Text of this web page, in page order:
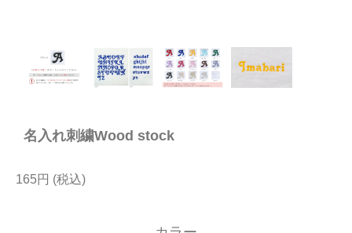
当サイトについて
名入れ刺繍Wood stock
165円